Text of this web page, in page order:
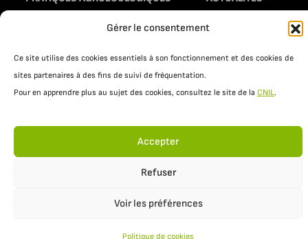
Gérer le consentement
Ce site utilise des cookies essentiels à son fonctionnement et des cookies de
sites partenaires à des fins de suivi de fréquentation.
Pour en apprendre plus au sujet des cookies, consultez le site de la CNIL.
Accepter
Refuser
Voir les préférences
Politique de cookies
RESSOURCES
Politique de confidentialité